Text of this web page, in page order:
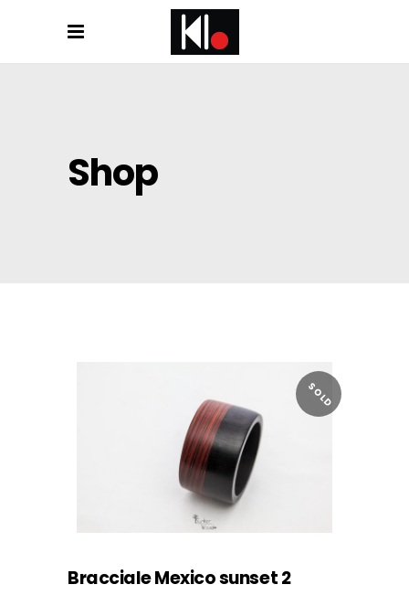
Shop
SOLD
Bracciale Mexico sunset 2